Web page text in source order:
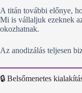
A titán további előnye,
Mi is vállaljuk ezeknek
okozhatnak.
Az anodizálás teljesen
🔒 Belsőmenetes